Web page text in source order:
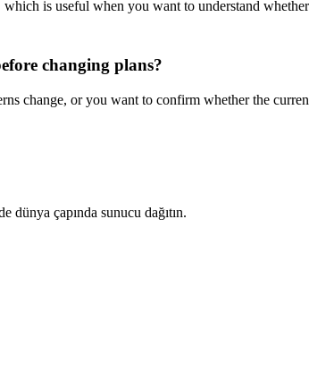
is useful when you want to understand
changing plans?
change, or you want to confirm whether the
dünya çapında sunucu dağıtın.